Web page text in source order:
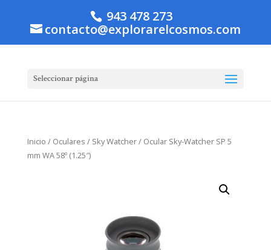
943 478 273
contacto@explorarelcosmos.com
Seleccionar página
Inicio / Oculares / Sky Watcher/ Ocular Sky-Watcher SP 5
mm WA 58º (1.25″)